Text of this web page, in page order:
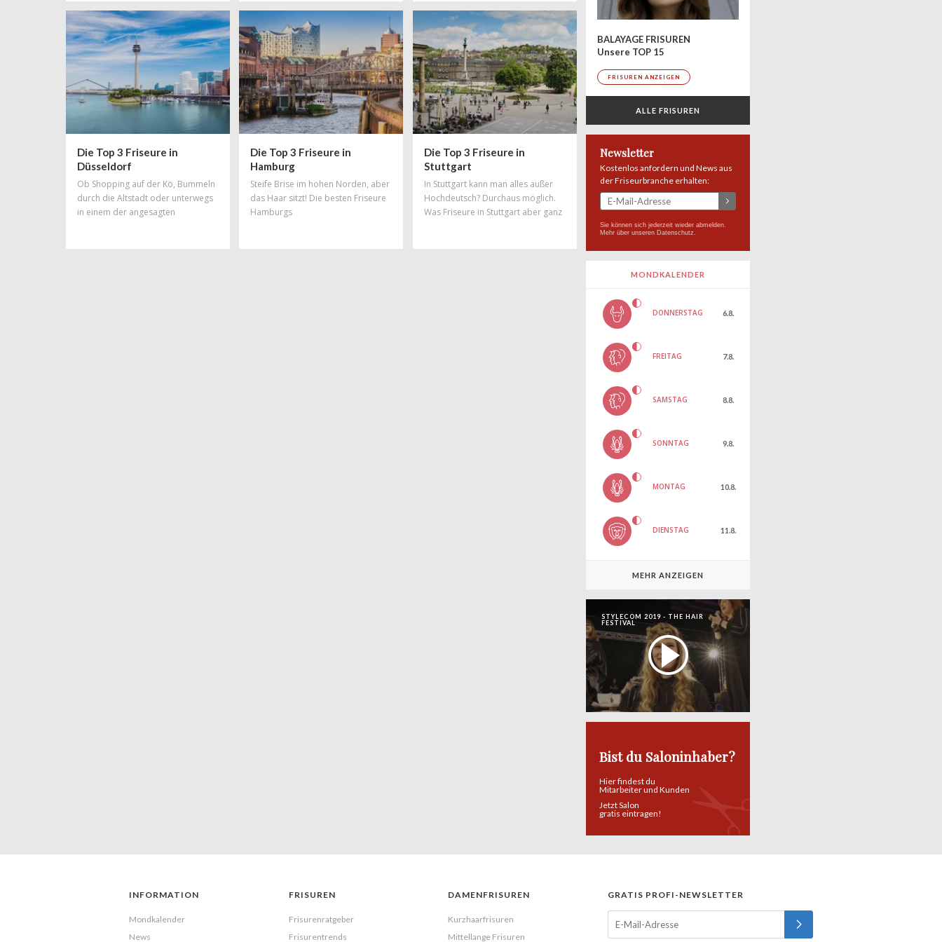
Rechnung tragen, als mit einer total
schicken, neuen Trendfrisur!
Friseursalons gibt es in München zu
Hauf aber welcher ist der richtige?
Unsere Liste an Top-Friseuren
erleichtert euch die Qual der Wahl.
Angelegenheiten hat die
Hauptstadt die Nase vorn – mit
Salons, in denen Trends geboren
werden und wo sich Styles und
Stylisten aus der ganzen Welt feiern
lassen. Hier findet ihr Salons, die zu
den
Die Top 3 Friseure in
Düsseldorf
Ob Shopping auf der Kö, Bummeln
durch die Altstadt oder unterwegs
in einem der angesagten
Die Top 3 Friseure in
Hamburg
Steife Brise im hohen Norden, aber
das Haar sitzt! Die besten Friseure
Hamburgs
Die Top 3 Friseure in
Stuttgart
In Stuttgart kann man alles außer
Hochdeutsch? Durchaus möglich.
Was Friseure in Stuttgart aber ganz
BALAYAGE FRISUREN
Unsere TOP 15
FRISUREN ANZEIGEN
ALLE FRISUREN
Newsletter
Kostenlos anfordern und News aus
der Friseurbranche erhalten:
Sie können sich jederzeit wieder abmelden.
Mehr über unseren Datenschutz.
MONDKALENDER
DONNERSTAG 6.8.
FREITAG 7.8.
SAMSTAG 8.8.
SONNTAG 9.8.
MONTAG 10.8.
DIENSTAG 11.8.
MEHR ANZEIGEN
STYLECOM 2019 - THE HAIR
FESTIVAL
Bist du Saloninhaber?
Hier findest du
Mitarbeiter und Kunden
Jetzt Salon
gratis eintragen!
INFORMATION
Mondkalender
News
FRISUREN
Frisurenratgeber
Frisurentrends
DAMENFRISUREN
Kurzhaarfrisuren
Mittellange Frisuren
GRATIS PROFI-NEWSLETTER